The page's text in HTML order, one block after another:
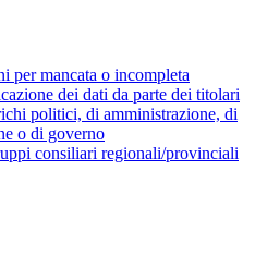
per mancata o incompleta
dei dati da parte dei titolari
politici, di amministrazione, di
o di governo
consiliari regionali/provinciali